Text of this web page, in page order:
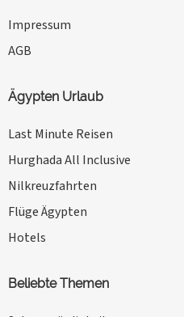
Impressum
AGB
Ägypten Urlaub
Last Minute Reisen
Hurghada All Inclusive
Nilkreuzfahrten
Flüge Ägypten
Hotels
Beliebte Themen